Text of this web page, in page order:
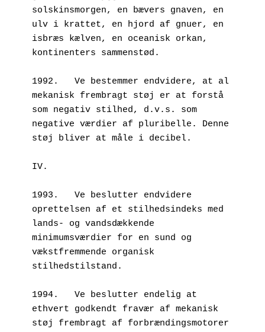
solskinsmorgen, en bævers gnaven, en
ulv i krattet, en hjord af gnuer, en
isbræs kælven, en oceanisk orkan,
kontinenters sammenstød.
1992.	Ve bestemmer endvidere, at al
mekanisk frembragt støj er at forstå
som negativ stilhed, d.v.s. som
negative værdier af pluribelle. Denne
støj bliver at måle i decibel.
IV.
1993.	Ve beslutter endvidere
oprettelsen af et stilhedsindeks med
lands- og vandsdækkende
minimumsværdier for en sund og
vækstfremmende organisk
stilhedstilstand.
1994.	Ve beslutter endelig at
ethvert godkendt fravær af mekanisk
støj frembragt af forbrændingsmotorer